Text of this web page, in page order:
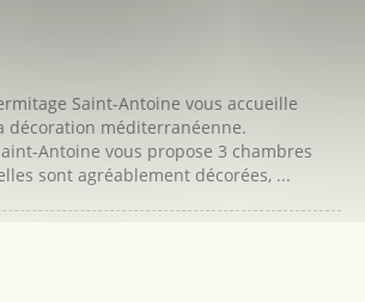
Saint-Antoine vous accueille
décoration méditerranéenne.
Antoine vous propose 3 chambres
sont agréablement décorées, ...